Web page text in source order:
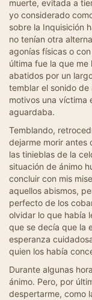
muerte, evitada a
yo considerado
sobre la Inquisición
no tenían otra
agonías físicas o
última fue la que
abatidos por un
temblar el sonido
motivos una víctima
aguardaba.
Temblando,
dejarme morir antes
las tinieblas de la
situación de ánimo
concluir con mis
aquellos abismos,
perfecto de los
olvidar lo que había
que se decía que la
esperanza
quien los había
Durante algunas
ánimo. Pero, por
despertarme, como